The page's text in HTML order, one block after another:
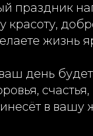
праздник
красоту,
жизнь
день
в